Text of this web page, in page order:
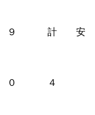
８ ９ 計 安
１ ０ ４